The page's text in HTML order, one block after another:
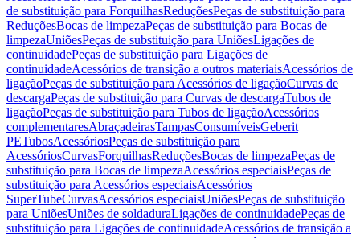
de substituição para ForquilhasReduçõesPeças de substituição para
ReduçõesBocas de limpezaPeças de substituição para Bocas de
limpezaUniõesPeças de substituição para UniõesLigações de
continuidadePeças de substituição para Ligações de
continuidadeAcessórios de transição a outros materiaisAcessórios de
ligaçãoPeças de substituição para Acessórios de ligaçãoCurvas de
descargaPeças de substituição para Curvas de descargaTubos de
ligaçãoPeças de substituição para Tubos de ligaçãoAcessórios
complementaresAbraçadeirasTampasConsumíveisGeberit
PETubosAcessóriosPeças de substituição para
AcessóriosCurvasForquilhasReduçõesBocas de limpezaPeças de
substituição para Bocas de limpezaAcessórios especiaisPeças de
substituição para Acessórios especiaisAcessórios
SuperTubeCurvasAcessórios especiaisUniõesPeças de substituição
para UniõesUniões de soldaduraLigações de continuidadePeças de
substituição para Ligações de continuidadeAcessórios de transição a